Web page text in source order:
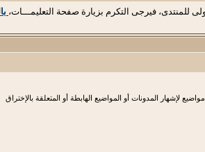
للمنتدى، فيرجى التكرم بزيارة صفحة التعليمـــات،
لإشهار المدونات أو المواضيع الهابطة أو المتعلقة بالإختراق